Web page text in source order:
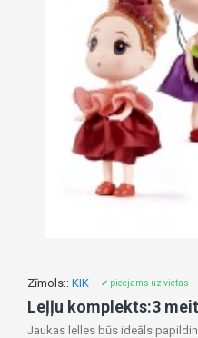
Zīmols:: KIK ✔ pieejams uz vietas
Jaukas lelles būs ideāls